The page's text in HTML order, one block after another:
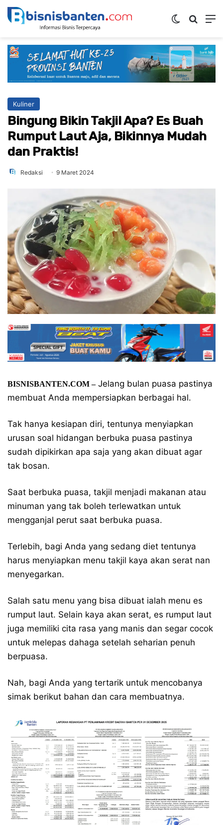
Switch skin
Kuliner
Bingung Bikin Takjil Apa? Es Buah
Rumput Laut Aja, Bikinnya Mudah
dan Praktis!
Redaksi 9 Maret 2024
BISNISBANTEN.COM –Jelang bulan puasa pastinya
membuat Anda mempersiapkan berbagai hal.
Tak hanya kesiapan diri, tentunya menyiapkan
urusan soal hidangan berbuka puasa pastinya
sudah dipikirkan apa saja yang akan dibuat agar
tak bosan.
Saat berbuka puasa, takjil menjadi makanan atau
minuman yang tak boleh terlewatkan untuk
mengganjal perut saat berbuka puasa.
Terlebih, bagi Anda yang sedang diet tentunya
harus menyiapkan menu takjil kaya akan serat nan
menyegarkan.
Salah satu menu yang bisa dibuat ialah menu es
rumput laut. Selain kaya akan serat, es rumput laut
juga memiliki cita rasa yang manis dan segar cocok
untuk melepas dahaga setelah seharian penuh
berpuasa.
Nah, bagi Anda yang tertarik untuk mencobanya
simak berikut bahan dan cara membuatnya.